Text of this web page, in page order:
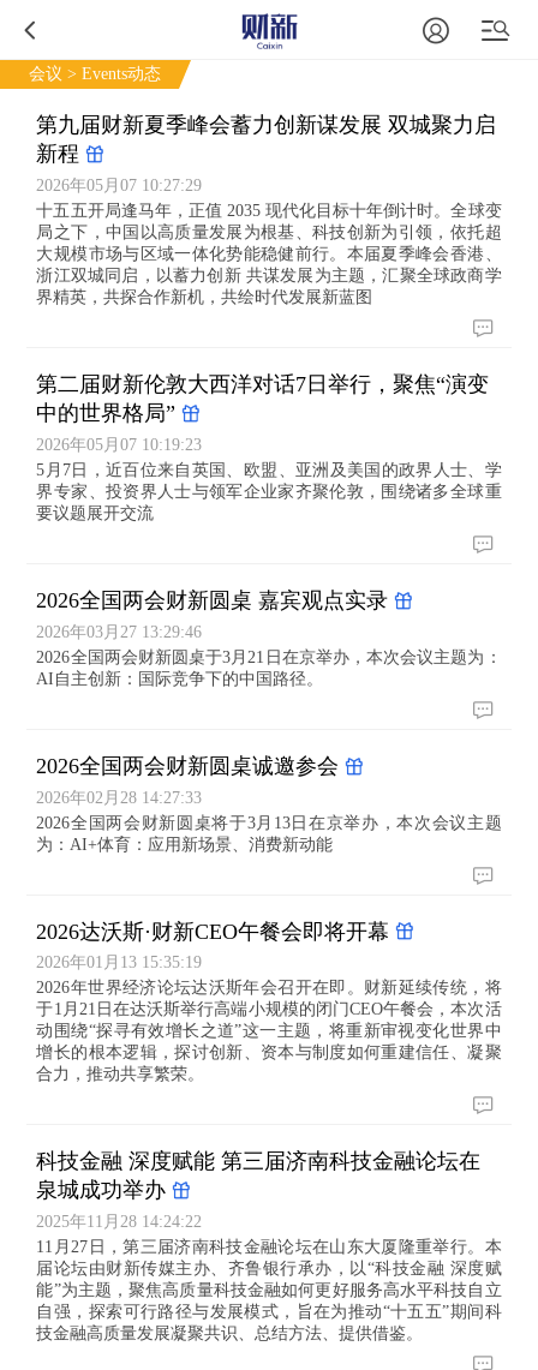
会议 > Events动态
第九届财新夏季峰会蓄力创新谋发展 双城聚力启
新程
2026年05月07 10:27:29
十五五开局逢马年，正值 2035 现代化目标十年倒计时。全球变
局之下，中国以高质量发展为根基、科技创新为引领，依托超
大规模市场与区域一体化势能稳健前行。本届夏季峰会香港、
浙江双城同启，以蓄力创新 共谋发展为主题，汇聚全球政商学
界精英，共探合作新机，共绘时代发展新蓝图
第二届财新伦敦大西洋对话7日举行，聚焦“演变
中的世界格局”
2026年05月07 10:19:23
5月7日，近百位来自英国、欧盟、亚洲及美国的政界人士、学
界专家、投资界人士与领军企业家齐聚伦敦，围绕诸多全球重
要议题展开交流
2026全国两会财新圆桌 嘉宾观点实录
2026年03月27 13:29:46
2026全国两会财新圆桌于3月21日在京举办，本次会议主题为：
AI自主创新：国际竞争下的中国路径。
2026全国两会财新圆桌诚邀参会
2026年02月28 14:27:33
2026全国两会财新圆桌将于3月13日在京举办，本次会议主题
为：AI+体育：应用新场景、消费新动能
2026达沃斯·财新CEO午餐会即将开幕
2026年01月13 15:35:19
2026年世界经济论坛达沃斯年会召开在即。财新延续传统，将
于1月21日在达沃斯举行高端小规模的闭门CEO午餐会，本次活
动围绕“探寻有效增长之道”这一主题，将重新审视变化世界中
增长的根本逻辑，探讨创新、资本与制度如何重建信任、凝聚
合力，推动共享繁荣。
科技金融 深度赋能 第三届济南科技金融论坛在
泉城成功举办
2025年11月28 14:24:22
11月27日，第三届济南科技金融论坛在山东大厦隆重举行。本
届论坛由财新传媒主办、齐鲁银行承办，以“科技金融 深度赋
能”为主题，聚焦高质量科技金融如何更好服务高水平科技自立
自强，探索可行路径与发展模式，旨在为推动“十五五”期间科
技金融高质量发展凝聚共识、总结方法、提供借鉴。